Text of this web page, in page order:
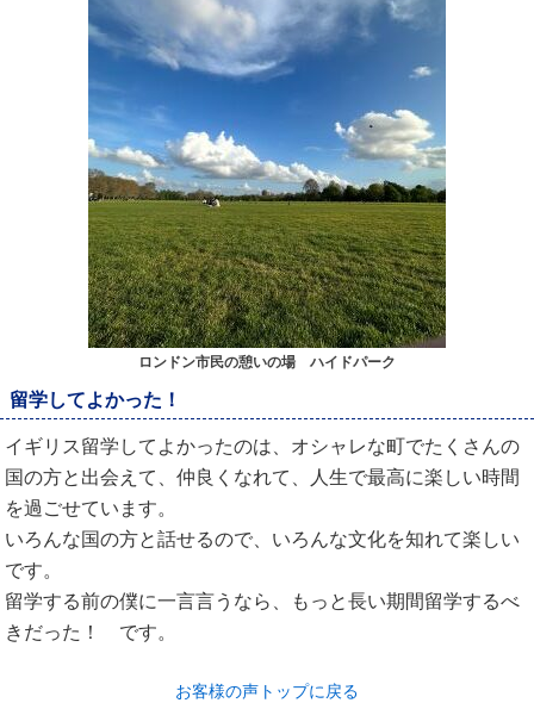
ロンドン市民の憩いの場 ハイドパーク
留学してよかった！
イギリス留学してよかったのは、オシャレな町でたくさんの
国の方と出会えて、仲良くなれて、人生で最高に楽しい時間
を過ごせています。
いろんな国の方と話せるので、いろんな文化を知れて楽しい
です。
留学する前の僕に一言言うなら、もっと長い期間留学するべ
きだった！ です。
お客様の声トップに戻る